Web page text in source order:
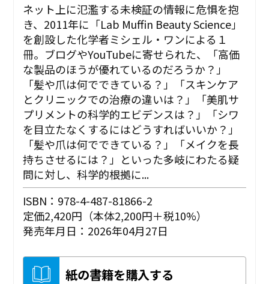
ネット上に氾濫する未検証の情報に危惧を抱
き、2011年に「Lab Muffin Beauty Science」
を創設した化学者ミシェル・ワンによる１
冊。ブログやYouTubeに寄せられた、「高価
な製品のほうが優れているのだろうか？」
「髪や爪は何でできている？」「スキンケア
とクリニックでの治療の違いは？」「美肌サ
プリメントの科学的エビデンスは？」「シワ
を目立たなくするにはどうすればいいか？」
「髪や爪は何でできている？」「メイクを長
持ちさせるには？」といった多岐にわたる疑
問に対し、科学的根拠に...
ISBN：978-4-487-81866-2
定価2,420円（本体2,200円＋税10%）
発売年月日：2026年04月27日
紙の書籍を購入する